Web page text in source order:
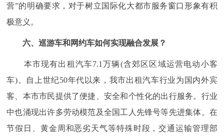
营”的明确要求，对于树立国际化大都市服务窗口形象有积
极意义。
六、巡游车和网约车如何实现融合发展？
本市现有出租汽车7.1万辆(含郊区区域运营电动小客
车)。自上世纪50年代以来，我市出租汽车行业为国内外宾
客、本市市民提供了便捷、安全和个性化的出行服务。行业
中也涌现出许多劳动模范及全国工人先锋号等先进集体。在
节假日、黄金周和恶劣天气等特殊时段，交通运输管理部